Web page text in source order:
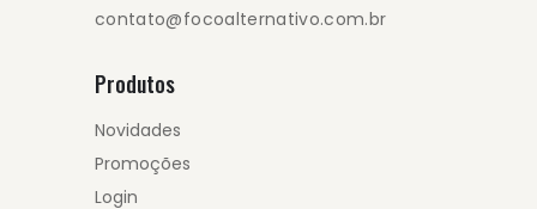
contato@focoalternativo.com.br
Produtos
Novidades
Promoções
Login